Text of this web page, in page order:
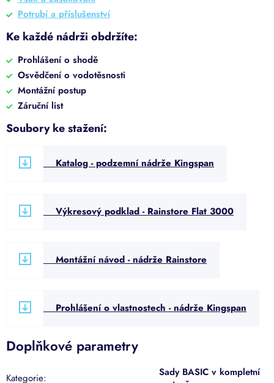
Potrubí a příslušenství
Ke každé nádrži obdržíte:
Prohlášení o shodě
Osvědčení o vodotěsnosti
Montážní postup
Záruční list
Soubory ke stažení:
Katalog - podzemní nádrže Kingspan
Výkresový podklad - Rainstore Flat 3000
Montážní návod - nádrže Rainstore
Prohlášení o vlastnostech - nádrže Kingspan
Doplňkové parametry
Kategorie:
Sady BASIC v kompletní